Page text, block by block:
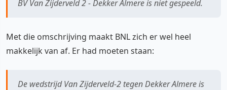
BV Van Zijderveld 2 - Dekker Almere is niet gespeeld.
Met die omschrijving maakt BNL zich er wel heel
makkelijk van af. Er had moeten staan:
De wedstrijd Van Zijderveld-2 tegen Dekker Almere is